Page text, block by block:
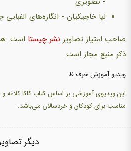
لیا خاچیکیان - انگاره‌های
صاحب امتیاز تصاویر نشر چیستا است.
ذکر منبع مجاز است.
ویدیو آموزش حرف ظ
این ویدیوی آموزشی بر اساس کتاب کاکا کلاغه و
مناسب برای کودکان و خردسالان می‌باشد.
دیگر